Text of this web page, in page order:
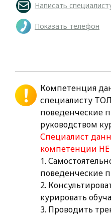
Написать
Показать телефон
Компетенция
специалисту
поведенческие
руководством
Специалист
компетенции
1.
поведенческие
2.
курировать
3. Проводить